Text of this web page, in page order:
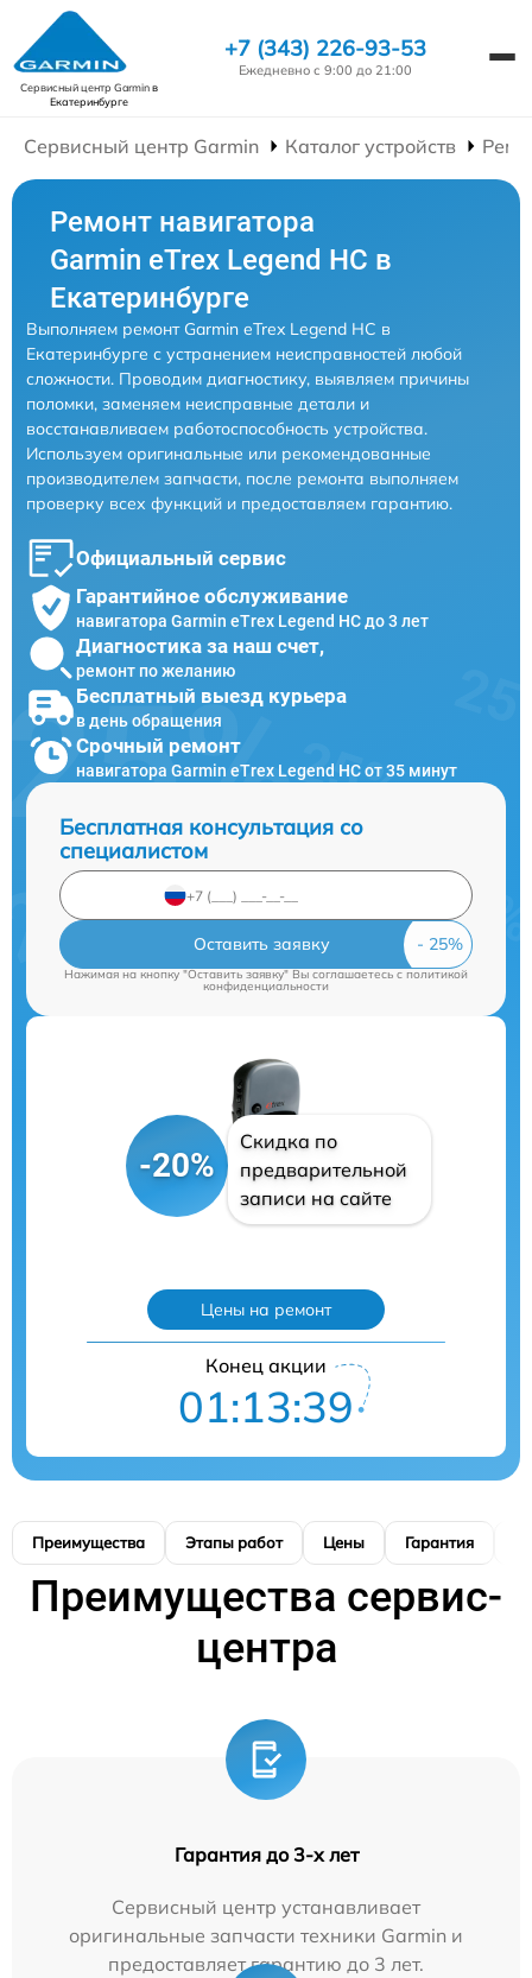
Сервисный центр Garminв
Екатеринбурге
+7 (343) 226-93-53
Ежедневно с 9:00 до 21:00
Сервисный центр Garmin Каталог устройств
Ремонт навигатора
Garmin eTrex Legend HC в
Екатеринбурге
Выполняем ремонт Garmin eTrex Legend HC в
Екатеринбурге с устранением неисправностей любой
сложности. Проводим диагностику, выявляем причины
поломки, заменяем неисправные детали и
восстанавливаем работоспособность устройства.
Используем оригинальные или рекомендованные
производителем запчасти, после ремонта выполняем
проверку всех функций и предоставляем гарантию.
Официальный сервис
Гарантийное обслуживание
навигатора Garmin eTrex Legend HC до 3 лет
Диагностика за наш счет,
ремонт по желанию
Бесплатный выезд курьера
в день обращения
Срочный ремонт
навигатора Garmin eTrex Legend HC от 35 минут
Бесплатная консультация со
специалистом
Оставить заявку
Нажимая на кнопку "Оставить заявку" Вы соглашаетесь cполитикой
конфиденциальности
-20%
Скидка по
предварительной
записи на сайте
Цены на ремонт
Конец акции
01:13:38
Преимущества Этапы работ Цены Гарантия
Преимущества сервис-
центра
Гарантия до 3-х лет
Сервисный центр устанавливает
оригинальные запчасти техники Garmin и
предоставляет гарантию до 3 лет.